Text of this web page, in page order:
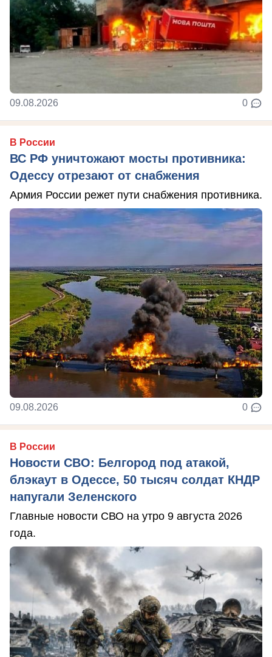
09.08.2026 0
В России
ВС РФ уничтожают мосты противника:
Одессу отрезают от снабжения
Армия России режет пути снабжения противника.
09.08.2026 0
В России
Новости СВО: Белгород под атакой,
блэкаут в Одессе, 50 тысяч солдат КНДР
напугали Зеленского
Главные новости СВО на утро 9 августа 2026
года.